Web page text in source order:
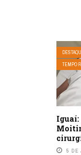
TEMPO
Iguaí:
5 DE